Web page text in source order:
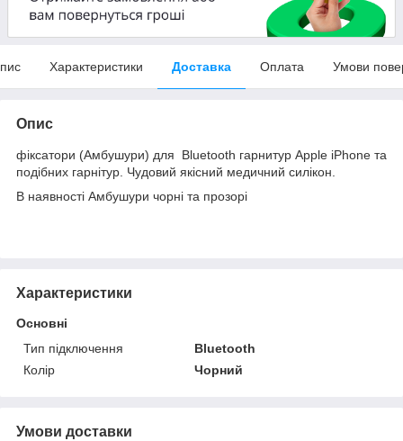
Характеристики Доставка Оплата Умови
Опис
фіксатори (Амбушури) для Bluetooth гарнитур Apple iPhone та
подібних гарнітур. Чудовий якісний медичний силікон.
В наявності Амбушури чорні та прозорі
Характеристики
Основні
Тип підключення
Bluetooth
Колір
Чорний
Умови доставки